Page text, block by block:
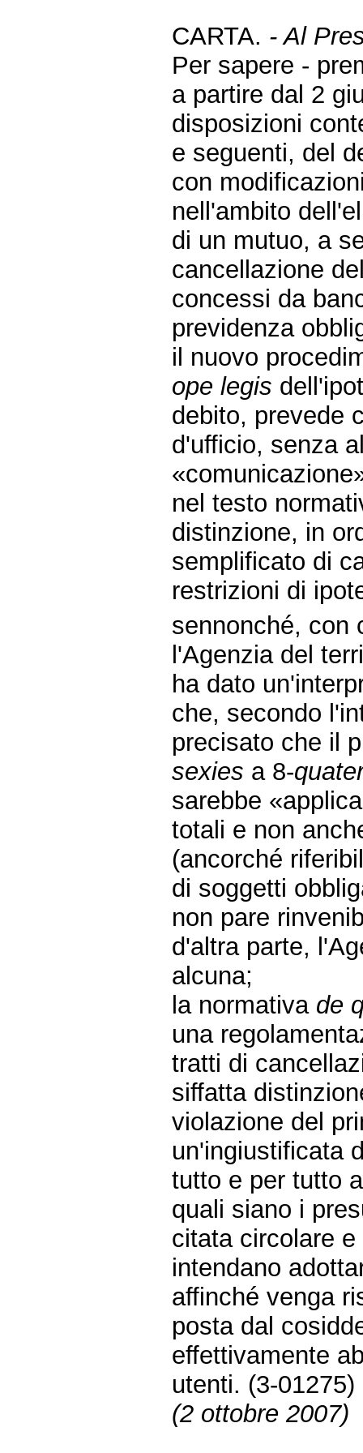
CARTA. - Al
Per sapere -
a partire dal 2
disposizioni
e seguenti, del
con
nell'ambito
di un mutuo, a
cancellazione
concessi da
previdenza
il nuovo
ope legis
debito, prevede
d'ufficio, senza
nel testo
distinzione, in
semplificato di
restrizioni di
sennonché, con
l'Agenzia del
ha dato
che, secondo
precisato che il
sexies a 8-
sarebbe
totali e non
(ancorché
di soggetti
non pare
d'altra parte,
alcuna;
la normativa de
una
tratti di
siffatta
violazione del
un'ingiustificata
tutto e per tutto
quali siano i
citata circolare
intendano
affinché venga
posta dal
effettivamente
utenti. (3-01275)
(2 ottobre 2007)